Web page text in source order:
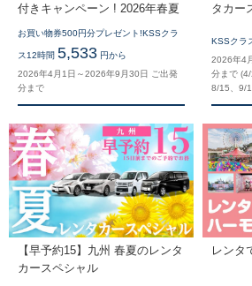
付きキャンペーン ! 2026年春夏
お買い物券500円分プレゼント!KSSクラ
ス12時間 5,533 円から
2026年4月1日～2026年9月30日 ご出発
分まで
タカー
KSSクラ
2026年4
分まで
8/15、9/
【早予約15】九州 春夏のレンタ
カースペシャル
レンタ